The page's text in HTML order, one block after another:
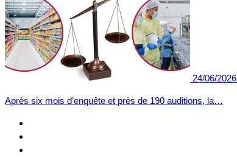
24/06/2026
Après six mois d’enquête et près de 190 auditions, la…